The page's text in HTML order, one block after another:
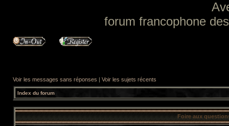
forum francophone
Voir les messages sans réponses | Voir les sujets récents
Index du forum
Foire aux